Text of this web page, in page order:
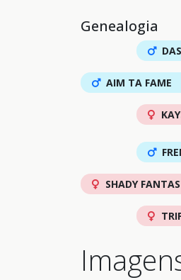
Genealogia
AIM TA FAME
SHADY